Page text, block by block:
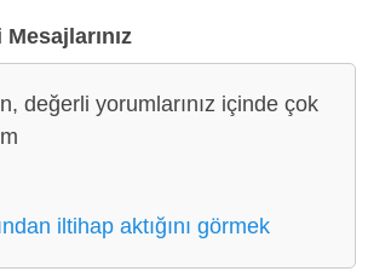
değerli yorumlarınız içinde çok
iltihap aktığını görmek